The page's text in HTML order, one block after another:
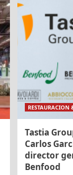
RESTAURACION
Tastia
Carlos
director
Benfood